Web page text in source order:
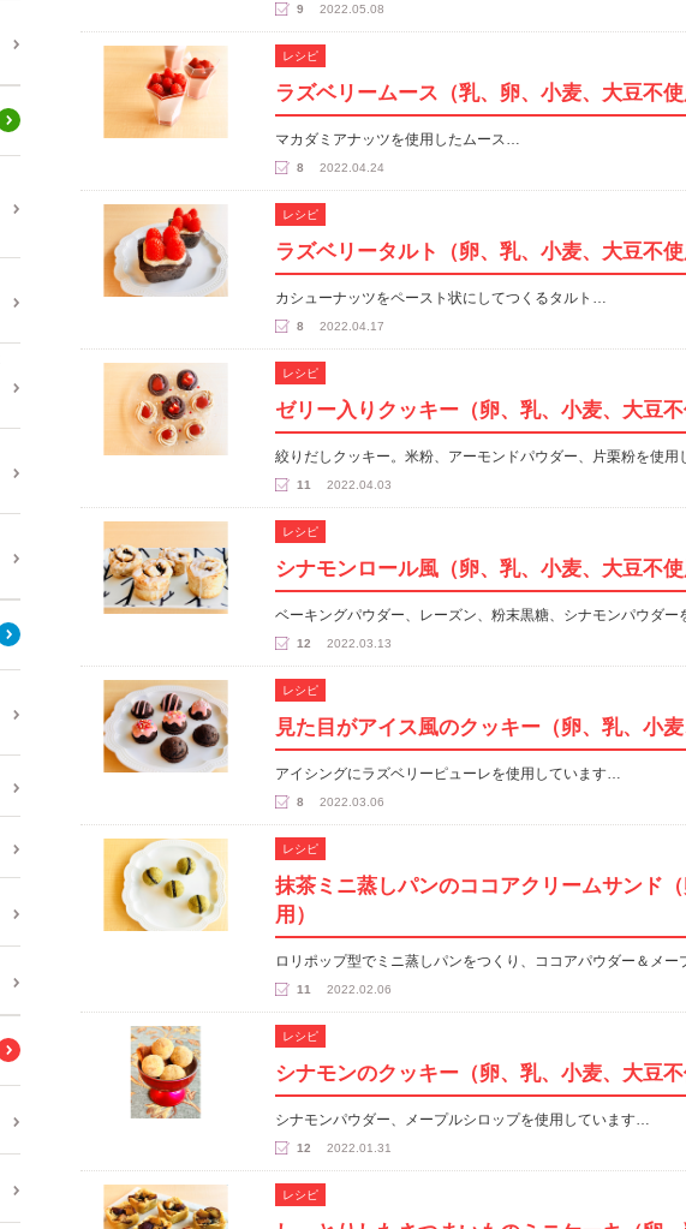
9 2022.05.08
レシピ
ラズベリームース（乳、卵、小麦、大豆不使
マカダミアナッツを使用したムース…
8 2022.04.24
レシピ
ラズベリータルト（卵、乳、小麦、大豆不使
カシューナッツをペースト状にしてつくるタルト…
8 2022.04.17
レシピ
ゼリー入りクッキー（卵、乳、小麦、大豆不
絞りだしクッキー。米粉、アーモンドパウダー、片栗粉を使用
11 2022.04.03
レシピ
シナモンロール風（卵、乳、小麦、大豆不使
ベーキングパウダー、レーズン、粉末黒糖、シナモンパウダー
12 2022.03.13
レシピ
見た目がアイス風のクッキー（卵、乳、小
アイシングにラズベリーピューレを使用しています…
8 2022.03.06
レシピ
抹茶ミニ蒸しパンのココアクリームサンド
用）
ロリポップ型でミニ蒸しパンをつくり、ココアパウダー＆メ
11 2022.02.06
レシピ
シナモンのクッキー（卵、乳、小麦、大豆不
シナモンパウダー、メープルシロップを使用しています…
12 2022.01.31
レシピ